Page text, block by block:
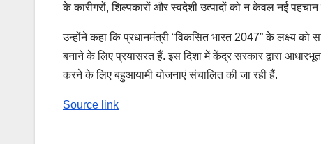
के कारीगरों, शिल्पकारों और स्वदेशी उत्पादों को न केवल नई
उन्होंने कहा कि प्रधानमंत्री “विकसित भारत 2047” के लक्ष्य को
बनाने के लिए प्रयासरत हैं. इस दिशा में केंद्र सरकार द्वारा
करने के लिए बहुआयामी योजनाएं संचालित की जा रही हैं.
Source link